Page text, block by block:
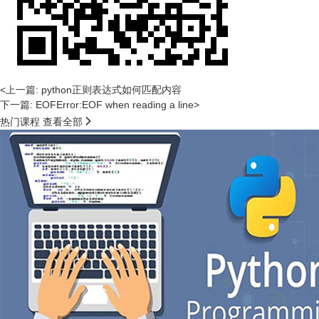
<上一篇: python正则表达式如何匹配内容
下一篇: EOFError:EOF when reading a line>
热门课程 查看全部 